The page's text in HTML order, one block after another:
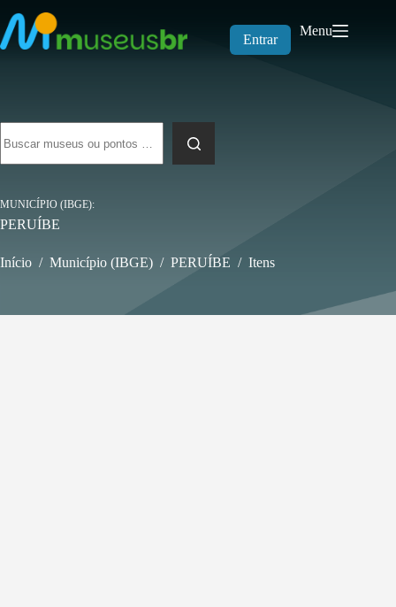
para
o
conteúdo
Entrar
Menu
resultados
MUNICÍPIO (IBGE)
PERUÍBE
Início / Município (IBGE) / PERUÍBE / Itens